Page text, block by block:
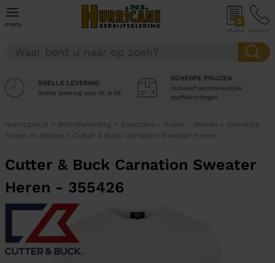
menu 0
offerte contact
SNELLE LEVERING
Snelle levering voor NL & BE
SCHERPE PRIJZEN
Inclusief aantrekkelijke
staffelkortingen
Hurricane.nl > Bedrijfskleding > Sweaters - Truien - Vesten > Gebreide
Truien en Vesten > Cutter & Buck Carnation Sweater Heren
Cutter & Buck Carnation Sweater
Heren - 355426